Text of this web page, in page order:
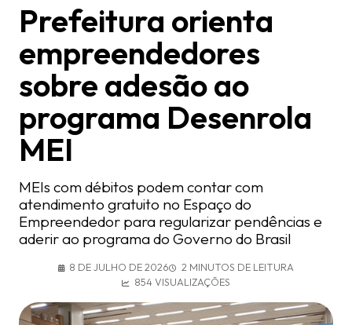
Prefeitura orienta
empreendedores
sobre adesão ao
programa Desenrola
MEI
MEIs com débitos podem contar com
atendimento gratuito no Espaço do
Empreendedor para regularizar pendências e
aderir ao programa do Governo do Brasil
8 DE JULHO DE 2026
2 MINUTOS DE LEITURA
854 VISUALIZAÇÕES